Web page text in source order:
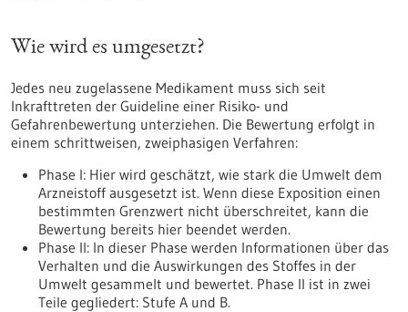
Wie wird es umgesetzt?
Jedes neu zugelassene Medikament muss sich seit
Inkrafttreten der Guideline einer Risiko- und
Gefahrenbewertung unterziehen. Die Bewertung erfolgt in
einem schrittweisen, zweiphasigen Verfahren:
Phase I: Hier wird geschätzt, wie stark die Umwelt dem
Arzneistoff ausgesetzt ist. Wenn diese Exposition einen
bestimmten Grenzwert nicht überschreitet, kann die
Bewertung bereits hier beendet werden.
Phase II: In dieser Phase werden Informationen über das
Verhalten und die Auswirkungen des Stoffes in der
Umwelt gesammelt und bewertet. Phase II ist in zwei
Teile gegliedert: Stufe A und B.